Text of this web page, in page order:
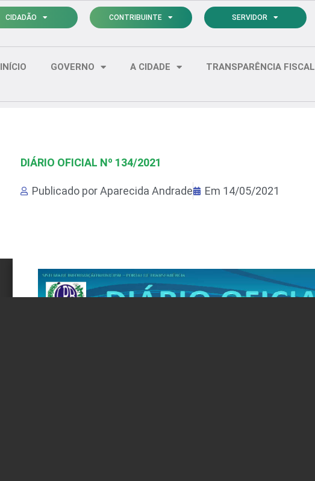
CIDADÃO CONTRIBUINTE SERVIDOR
INÍCIO GOVERNO A CIDADE TRANSPARÊNCIA FISCAL
DIÁRIO OFICIAL Nº 134/2021
Publicado porAparecida Andrade Em 14/05/2021